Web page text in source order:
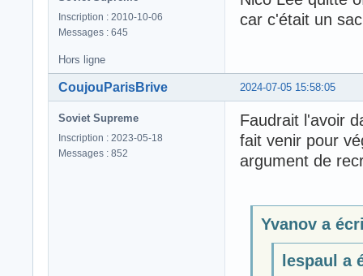
Inscription : 2010-10-06
Messages : 645
car c'était un
Hors ligne
2024-07-05 15:58:05
CoujouParisBrive
Soviet Supreme
Inscription : 2023-05-18
Messages : 852
Faudrait l'avoir
fait venir pour
argument de
Yvanov a
lespaul a